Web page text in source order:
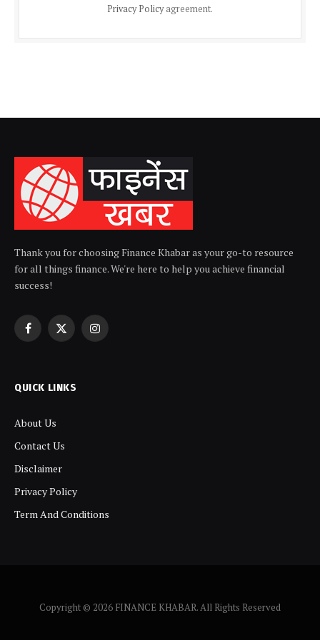
Privacy Policyagreement.
Thank you for choosing Finance Khabar as your go-to resource
for all things finance. We're here to help you achieve financial
success!
Facebook
X
Instagram
QUICK LINKS
About Us
Contact Us
Disclaimer
Privacy Policy
Term And Conditions
Copyright © 2026 FINANCE KHABAR. All Rights Reserved